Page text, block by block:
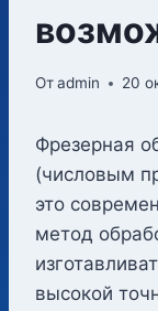
Отadmin 20
Фрезерная
(числовым
это
метод
высокой